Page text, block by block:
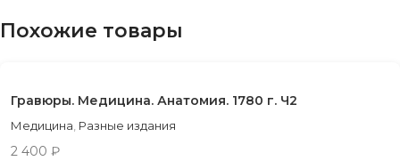
Похожие товары
Гравюры. Медицина. Анатомия. 1780 г. Ч2
Медицина, Разные издания
2 400 ₽